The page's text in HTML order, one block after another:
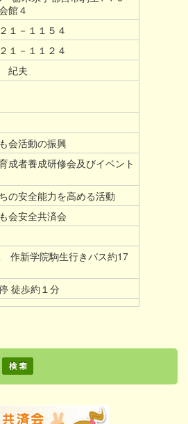
館４
１－１１５４
１－１１２４
紀夫
会活動の振興
成者養成研修会及びイベント
の安全能力を高める活動
会安全共済会
作新学院駒生行きバス約17
徒歩約１分